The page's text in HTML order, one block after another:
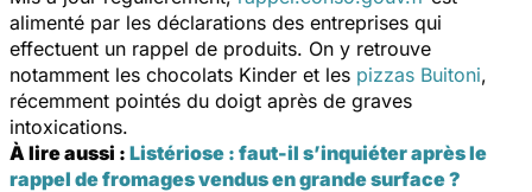
alimenté par les déclarations des entreprises qui
effectuent un rappel de produits. On y retrouve
notamment les chocolats Kinder et les pizzas Buitoni,
récemment pointés du doigt après de graves
intoxications.
À lire aussi : Listériose : faut-il s’inquiéter après le
rappel de fromages vendus en grande surface ?